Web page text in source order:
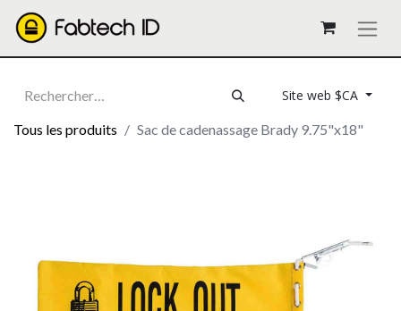
Site web $CA
Tous les produits
Sac de cadenassage Brady 9.75"x18"